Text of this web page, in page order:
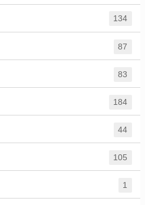
134
87
83
184
44
105
1